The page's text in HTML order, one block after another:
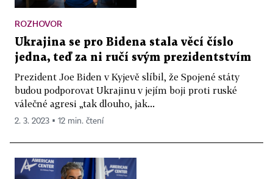
ROZHOVOR
Ukrajina se pro Bidena stala věcí číslo
jedna, teď za ni ručí svým prezidentstvím
Prezident Joe Biden v Kyjevě slíbil, že Spojené státy
budou podporovat Ukrajinu v jejím boji proti ruské
válečné agresi „tak dlouho, jak...
2. 3. 2023 ▪ 12 min. čtení